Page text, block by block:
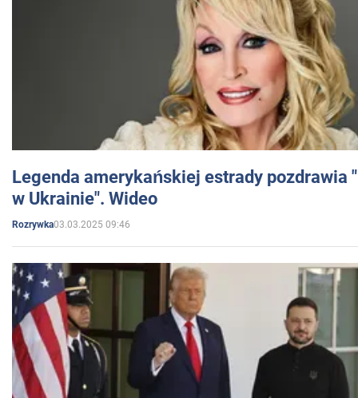
Legenda amerykańskiej estrady pozdrawia
w Ukrainie". Wideo
Rozrywka03.03.2025 09:46